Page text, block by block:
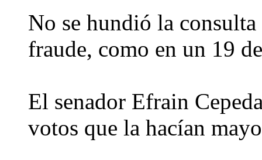
No se hundió la
fraude, como en un 19
El senador Efrain
votos que la hacían